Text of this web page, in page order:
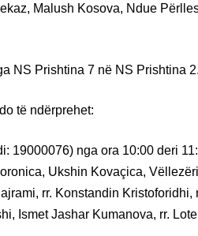
Malush Kosova, Ndue
NS Prishtina 7 në NS Prishtina 2.
të ndërprehet:
19000076) nga ora 10:00 deri
Ukshin Kovaçica,
rr. Konstandin Kristoforidhi,
Ismet Jashar Kumanova, rr.